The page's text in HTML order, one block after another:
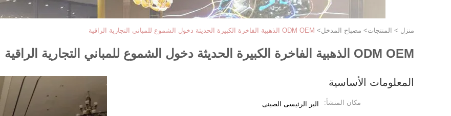
منزل > المنتجات> مصباح المدخل> ODM OEM الذهبية الفاخرة الكبيرة الحديثة دخول الشموع للمباني التجارية الراقية
ODM OEM الذهبية الفاخرة الكبيرة الحديثة دخول الشموع للمباني التجارية الراقية
المعلومات الأساسية
مكان المنشأ: البر الرئيسى الصينى